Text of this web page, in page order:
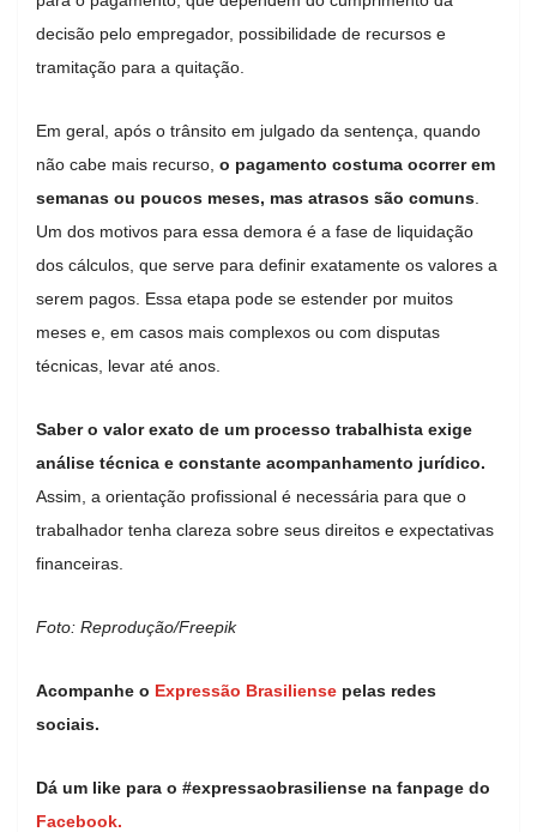
decisão pelo empregador, possibilidade de recursos e
tramitação para a quitação.
Em geral, após o trânsito em julgado da sentença, quando
não cabe mais recurso, o pagamento costuma ocorrer em
semanas ou poucos meses, mas atrasos são comuns
Um dos motivos para essa demora é a fase de liquidação
dos cálculos, que serve para definir exatamente os valores a
serem pagos. Essa etapa pode se estender por muitos
meses e, em casos mais complexos ou com disputas
técnicas, levar até anos.
Saber o valor exato de um processo trabalhista exige
análise técnica e constante acompanhamento jurídico.
Assim, a orientação profissional é necessária para que o
trabalhador tenha clareza sobre seus direitos e expectativas
financeiras.
Foto: Reprodução/Freepik
Acompanhe o Expressão Brasiliense pelas redes
sociais.
Dá um like para o #expressaobrasiliense na fanpage do
Facebook.